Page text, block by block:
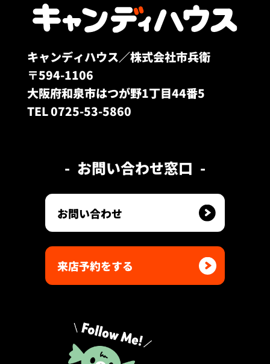
キャンディハウス／株式会社市兵衛
〒594-1106
大阪府和泉市はつが野1丁目44番5
TEL 0725-53-5860
お問い合わせ窓口
お問い合わせ
来店予約をする